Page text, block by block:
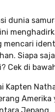
dunia
mencari
Siapa
Cek di
Kapten